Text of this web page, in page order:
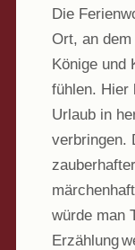
Die
Ort, an
Könige und
fühlen. Hier
Urlaub in
verbringen.
würde man
Erzählung